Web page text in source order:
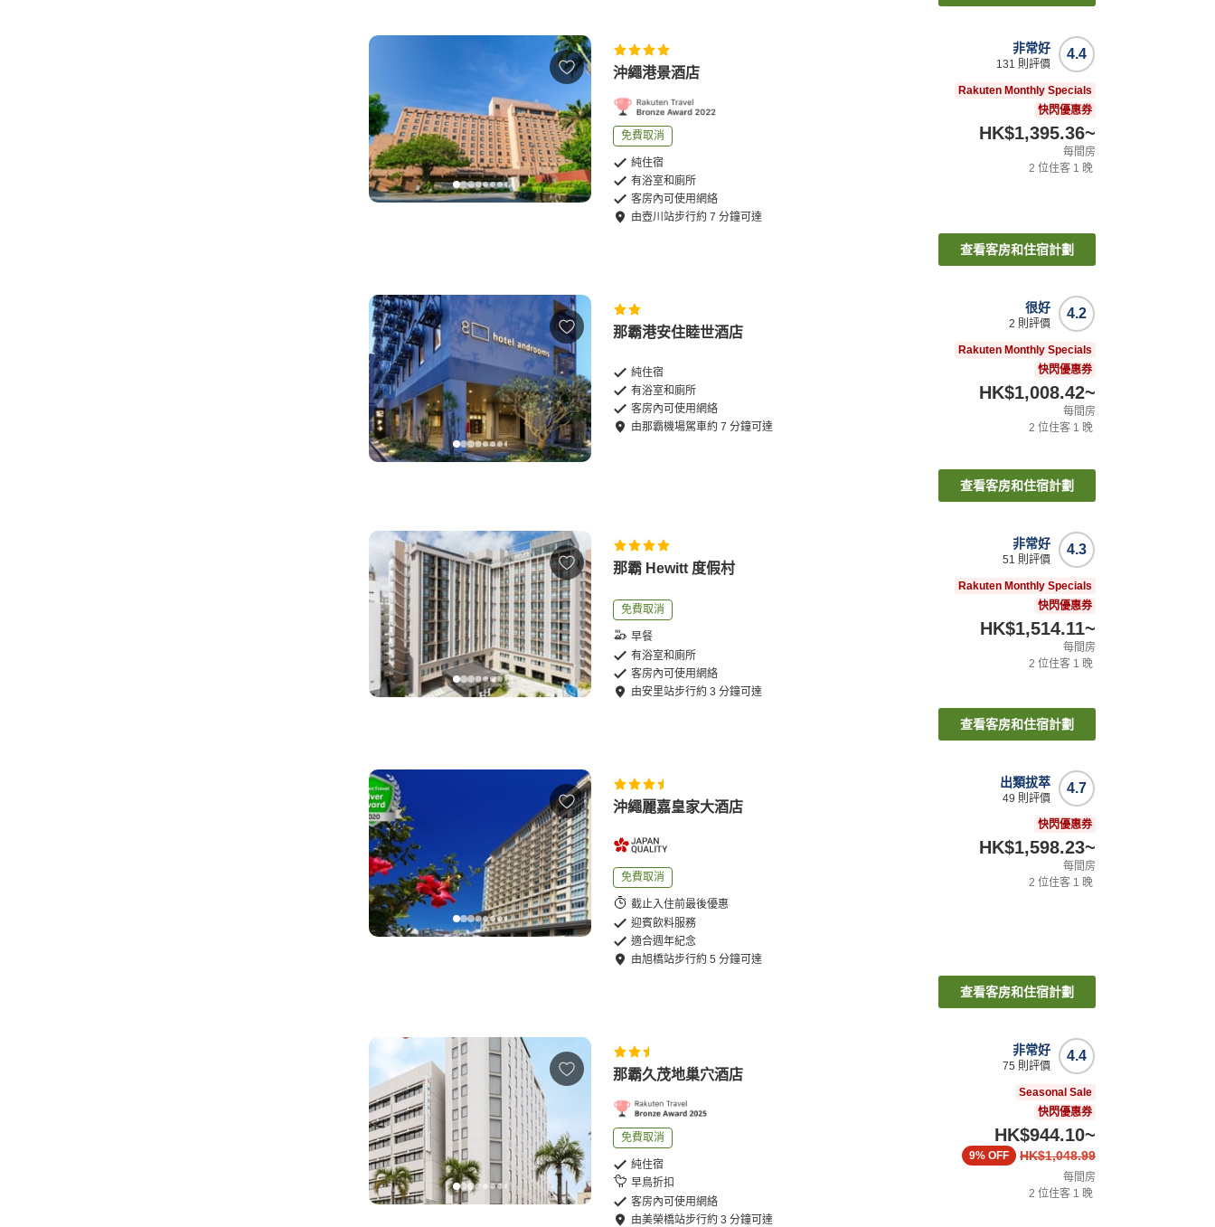
沖繩港景酒店
免費取消
純住宿
有浴室和廁所
客房內可使用網絡
由壺川站步行約7 分鐘可達
4.4
非常好
131 則評價
Rakuten Monthly Specials
快閃優惠券
HK$1,395.36~
每間房
2 位住客 1 晚
查看客房和住宿計劃
那霸港安住睦世酒店
純住宿
有浴室和廁所
客房內可使用網絡
由那霸機場駕車約7 分鐘可達
4.2
很好
2 則評價
Rakuten Monthly Specials
快閃優惠券
HK$1,008.42~
每間房
2 位住客 1 晚
查看客房和住宿計劃
那霸 Hewitt 度假村
免費取消
早餐
有浴室和廁所
客房內可使用網絡
由安里站步行約3 分鐘可達
4.3
非常好
51 則評價
Rakuten Monthly Specials
快閃優惠券
HK$1,514.11~
每間房
2 位住客 1 晚
查看客房和住宿計劃
沖繩麗嘉皇家大酒店
免費取消
截止入住前最後優惠
迎賓飲料服務
適合週年紀念
由旭橋站步行約5 分鐘可達
4.7
出類拔萃
49 則評價
快閃優惠券
HK$1,598.23~
每間房
2 位住客 1 晚
查看客房和住宿計劃
那霸久茂地巢穴酒店
免費取消
純住宿
早鳥折扣
客房內可使用網絡
由美榮橋站步行約3 分鐘可達
4.4
非常好
75 則評價
Seasonal Sale
快閃優惠券
HK$944.10~
HK$1,048.99
9% OFF
每間房
2 位住客 1 晚